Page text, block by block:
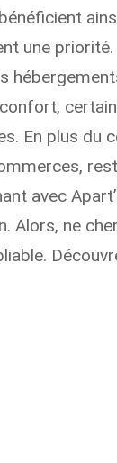
une
En plus du
avec
Alors, ne